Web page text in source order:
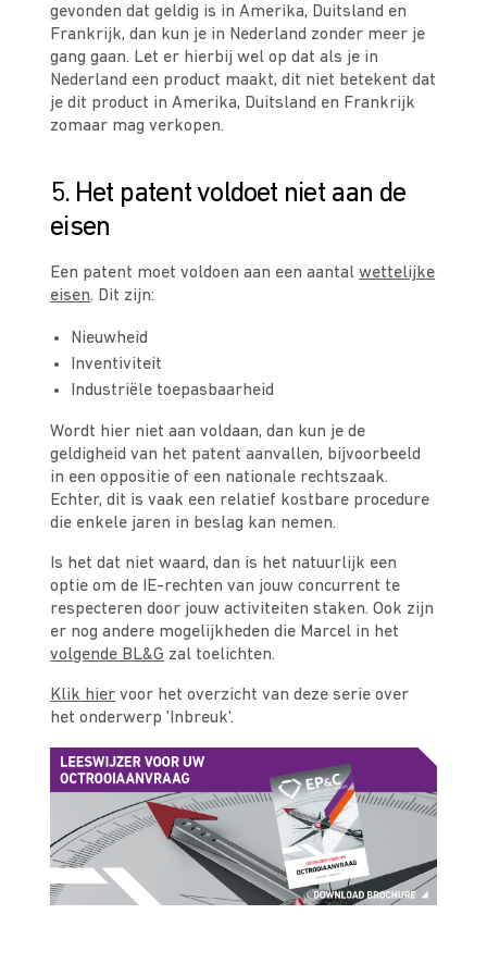
gevonden dat geldig is in Amerika, Duitsland en
Frankrijk, dan kun je in Nederland zonder meer je
gang gaan. Let er hierbij wel op dat als je in
Nederland een product maakt, dit niet betekent dat
je dit product in Amerika, Duitsland en Frankrijk
zomaar mag verkopen.
5. Het patent voldoet niet aan de
eisen
Een patent moet voldoen aan een aantalwettelijke
eisen. Dit zijn:
Nieuwheid
Inventiviteit
Industriële toepasbaarheid
Wordt hier niet aan voldaan, dan kun je de
geldigheid van het patent aanvallen, bijvoorbeeld
in een oppositie of een nationale rechtszaak.
Echter, dit is vaak een relatief kostbare procedure
die enkele jaren in beslag kan nemen.
Is het dat niet waard, dan is het natuurlijk een
optie om de IE-rechten van jouw concurrent te
respecteren door jouw activiteiten staken. Ook zijn
er nog andere mogelijkheden die Marcel in het
volgende BL&G zal toelichten.
Klik hier voor het overzicht van deze serie over
het onderwerp 'Inbreuk'.